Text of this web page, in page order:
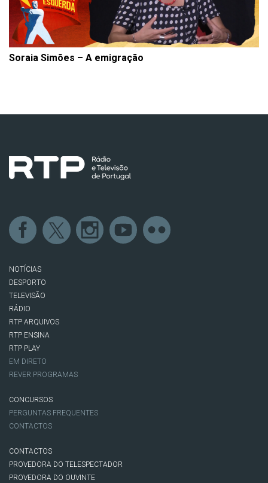
Soraia Simões – A emigração
NOTÍCIAS
DESPORTO
TELEVISÃO
RÁDIO
RTP ARQUIVOS
RTP ENSINA
RTP PLAY
EM DIRETO
REVER PROGRAMAS
CONCURSOS
PERGUNTAS FREQUENTES
CONTACTOS
CONTACTOS
PROVEDORA DO TELESPECTADOR
PROVEDORA DO OUVINTE